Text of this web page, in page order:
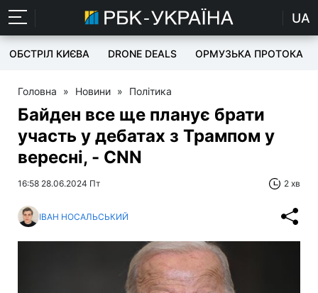
UA
ОБСТРІЛ КИЄВА DRONE DEALS ОРМУЗЬКА ПРОТОКА
Головна » Новини » Політика
Байден все ще планує брати
участь у дебатах з Трампом у
вересні, - CNN
16:58 28.06.2024 Пт 2 хв
ІВАН НОСАЛЬСЬКИЙ